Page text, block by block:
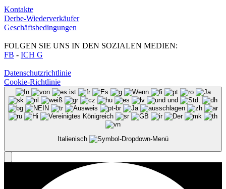
Kontakte
Derbe-Wiederverkäufer
Geschäftsbedingungen
FOLGEN SIE UNS IN DEN SOZIALEN MEDIEN:
FB - ICH G
Datenschutzrichtlinie
Cookie-Richtlinie
Italienisch